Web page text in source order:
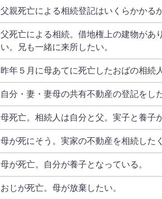
父親死亡による相続登記はいくらかかる
父死亡による相続。借地権上の建物があ
い。兄も一緒に来所したい。
昨年５月に母あてに死亡したおばの相続
自分・妻・妻母の共有不動産の登記をし
母死亡。相続人は自分と父。実子と養子
母が死にそう。実家の不動産を相続した
母が死亡。自分が養子となっている。
おじが死亡。母が放棄したい。